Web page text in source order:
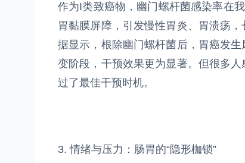
作为I类致癌物，幽门螺杆菌感染率在
胃黏膜屏障，引发慢性胃炎、胃溃疡
据显示，根除幽门螺杆菌后，胃癌发
变阶段，干预效果更为显著。但很多
过了最佳干预时机。
3. 情绪与压力：肠胃的“隐形枷锁”